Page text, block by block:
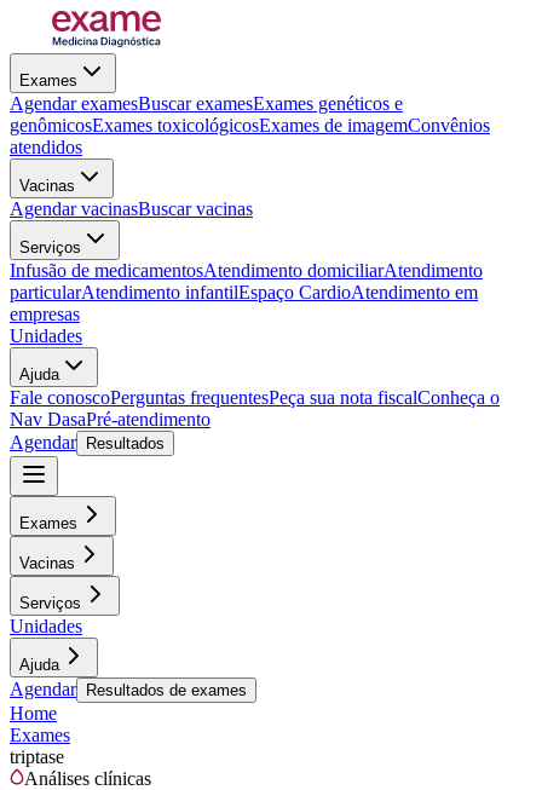
Exames
Agendar examesBuscar examesExames genéticos e
genômicosExames toxicológicosExames de imagemConvênios
atendidos
Vacinas
Agendar vacinasBuscar vacinas
Serviços
Infusão de medicamentosAtendimento domiciliarAtendimento
particularAtendimento infantilEspaço CardioAtendimento em
empresas
Unidades
Ajuda
Fale conoscoPerguntas frequentesPeça sua nota fiscalConheça o
Nav DasaPré-atendimento
Agendar
Resultados
Exames
Vacinas
Serviços
Unidades
Ajuda
Agendar Resultados de exames
Home
Exames
triptase
Análises clínicas